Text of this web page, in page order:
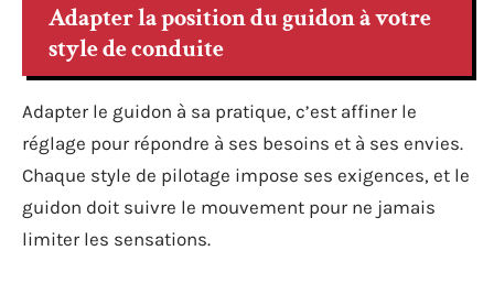
Adapter la position du guidon à votre
style de conduite
Adapter le guidon à sa pratique, c’est affiner le
réglage pour répondre à ses besoins et à ses envies.
Chaque style de pilotage impose ses exigences, et le
guidon doit suivre le mouvement pour ne jamais
limiter les sensations.